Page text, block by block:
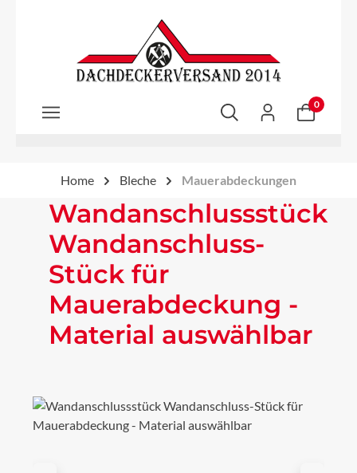
Zum Hauptinhalt springen
0
Home Bleche Mauerabdeckungen
Wandanschlussstück
Wandanschluss-
Stück für
Mauerabdeckung -
Material auswählbar
Bildergalerie überspringen